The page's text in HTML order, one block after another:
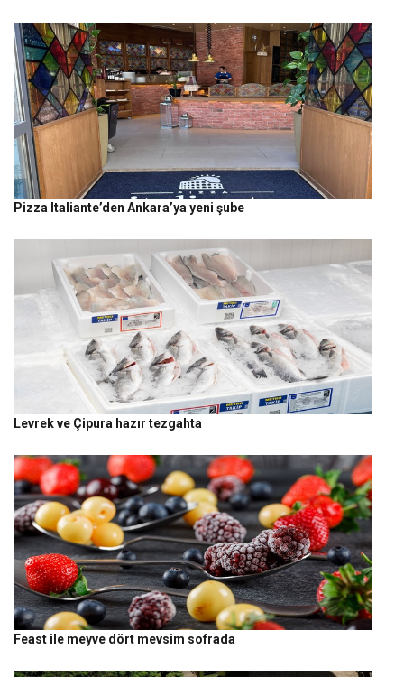
Pizza Italiante’den Ankara’ya yeni şube
Levrek ve Çipura hazır tezgahta
Feast ile meyve dört mevsim sofrada